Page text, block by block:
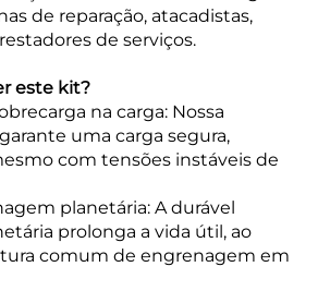
de reparação, atacadistas,
de serviços.
este kit?
na carga: Nossa
uma carga segura,
com tensões instáveis de
planetária: A durável
prolonga a vida útil, ao
comum de engrenagem em